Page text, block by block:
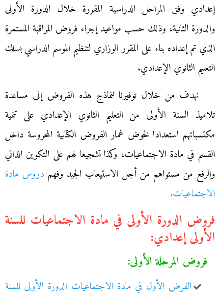
إعدادي وفق المراحل الدراسية المقررة خلال الدورة الأولى
والدورة الثانية، وذلك حسب مواعيد إجراء فروض المراقبة المستمرة
الذي تم إعداده بناء على المقرر الوزاري لتنظيم الموسم الدراسي بسلك
التعليم الثانوي الإعدادي.
نهدف من خلال توفيرنا لنماذج هذه الفروض إلى مساعدة
تلاميذ السنة الأولى من التعليم الثانوي الإعدادي على تنمية
مكتسباتهم استعدادا لخوض غمار الفروض الكتابية المحروسة داخل
القسم في مادة الاجتماعيات، وكذا تشجيعا لهم على التكوين الذاتي
والرفع من مستواهم من أجل الاستيعاب الجيد وفهم دروس مادة
الاجتماعيات.
فروض الدورة الأولى في مادة الاجتماعيات للسنة
الأولى إعدادي:
فروض المرحلة الأولى:
الفرض الأول في مادة الاجتماعيات الدورة الأولى للسنة